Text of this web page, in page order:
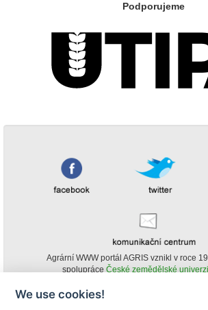
Podporujeme
Agrární WWW portál AGRIS vznikl v roce
spolupráce České zemědělské
We use cookies!